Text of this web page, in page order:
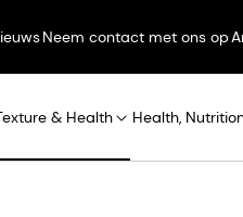
Neem contact met ons op
& Health Health,